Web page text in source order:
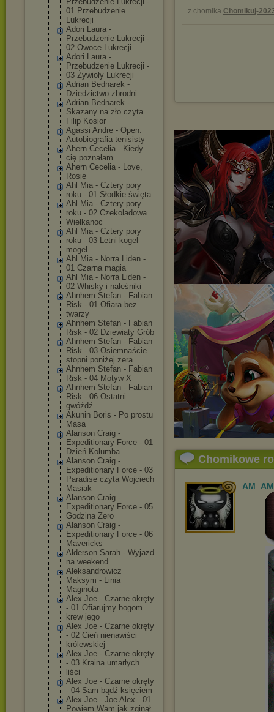
01 Przebudzenie
Lukrecji
Adori Laura -
Przebudzenie Lukrecji -
02 Owoce Lukrecji
Adori Laura -
Przebudzenie Lukrecji -
03 Żywioły Lukrecji
Adrian Bednarek -
Dziedzictwo zbrodni
Adrian Bednarek -
Skazany na zło czyta
Filip Kosior
Agassi Andre - Open.
Autobiografia tenisisty
Ahern Cecelia - Kiedy
cię poznałam
Ahern Cecelia - Love,
Rosie
Ahl Mia - Cztery pory
roku - 01 Słodkie święta
Ahl Mia - Cztery pory
roku - 02 Czekoladowa
Wielkanoc
Ahl Mia - Cztery pory
roku - 03 Letni kogel
mogel
Ahl Mia - Norra Liden -
01 Czarna magia
Ahl Mia - Norra Liden -
02 Whisky i naleśniki
Ahnhem Stefan - Fabian
Risk - 01 Ofiara bez
twarzy
Ahnhem Stefan - Fabian
Risk - 02 Dziewiaty Grób
Ahnhem Stefan - Fabian
Risk - 03 Osiemnaście
stopni poniżej zera
Ahnhem Stefan - Fabian
Risk - 04 Motyw X
Ahnhem Stefan - Fabian
Risk - 06 Ostatni
gwóźdź
Akunin Boris - Po prostu
Masa
Alanson Craig -
Expeditionary Force - 01
Dzień Kolumba
Alanson Craig -
Expeditionary Force - 03
Paradise czyta Wojciech
Masiak
Alanson Craig -
Expeditionary Force - 05
Godzina Zero
Alanson Craig -
Expeditionary Force - 06
Mavericks
Alderson Sarah - Wyjazd
na weekend
Aleksandrowicz
Maksym - Linia
Maginota
Alex Joe - Czarne okręty
- 01 Ofiarujmy bogom
krew jego
Alex Joe - Czarne okręty
- 02 Cień nienawiści
królewskiej
Alex Joe - Czarne okręty
- 03 Kraina umarłych
liści
Alex Joe - Czarne okręty
- 04 Sam bądź księciem
Alex Joe - Joe Alex - 01
Powiem Wam jak zginął
z chomika Chomikuj-
Chomikowe
AM_AM